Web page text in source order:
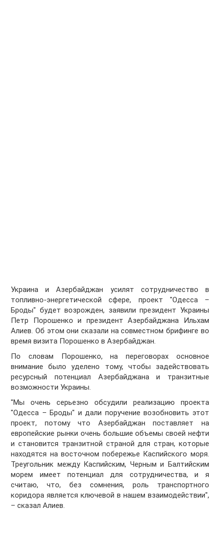
Украина и Азербайджан усилят сотрудничество в
топливно-энергетической сфере, проект "Одесса –
Броды" будет возрожден, заявили президент Украины
Петр Порошенко и президент Азербайджана Ильхам
Алиев. Об этом они сказали на совместном брифинге во
время визита Порошенко в Азербайджан.
По словам Порошенко, на переговорах основное
внимание было уделено тому, чтобы задействовать
ресурсный потенциал Азербайджана и транзитные
возможности Украины.
"Мы очень серьезно обсудили реализацию проекта
"Одесса – Броды" и дали поручение возобновить этот
проект, потому что Азербайджан поставляет на
европейские рынки очень большие объемы своей нефти
и становится транзитной страной для стран, которые
находятся на восточном побережье Каспийского моря.
Треугольник между Каспийским, Черным и Балтийским
морем имеет потенциал для сотрудничества, и я
считаю, что, без сомнения, роль транспортного
коридора является ключевой в нашем взаимодействии",
– сказал Алиев.